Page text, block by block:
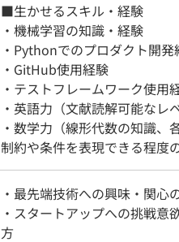
■生かせるスキル・経験
・機械学習の知識・経験
・Pythonでのプロダクト開発
・GitHub使用経験
・テストフレームワーク使用
・英語力（文献読解可能なレベ
・数学力（線形代数の知識、
制約や条件を表現できる程度
・最先端技術への興味・関心
・スタートアップへの挑戦意
方